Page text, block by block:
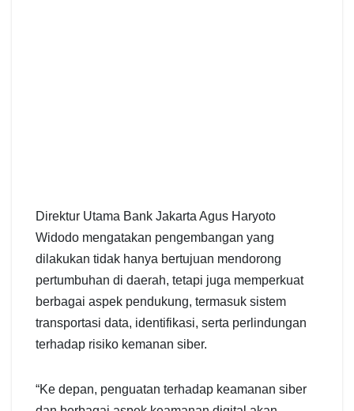
Direktur Utama Bank Jakarta Agus Haryoto
Widodo mengatakan pengembangan yang
dilakukan tidak hanya bertujuan mendorong
pertumbuhan di daerah, tetapi juga memperkuat
berbagai aspek pendukung, termasuk sistem
transportasi data, identifikasi, serta perlindungan
terhadap risiko kemanan siber.
“Ke depan, penguatan terhadap keamanan siber